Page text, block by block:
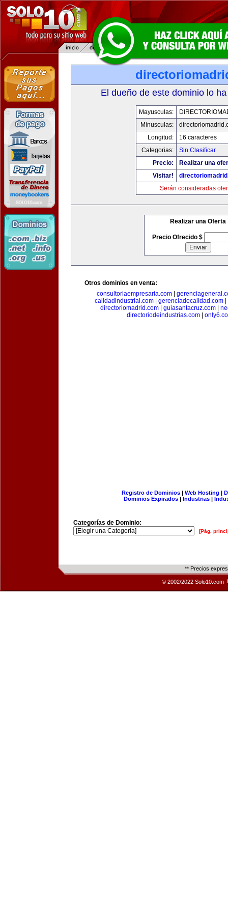
El dueño de este dominio lo
Mayusculas:
Minusculas:
Longitud:
16 caracteres
Categorias:
Sin Clasificar
Precio:
Realizar una
Visitar!
Serán consideradas
Realizar una Oferta
Precio Ofrecido $
Otros dominios en venta:
consultoriaempresaria.com
calidadindustrial.com
gerenciadecalidad.com
directoriomadrid.com| guiasantacruz.com|
directoriodeindustrias.com
Registro de Dominios| Web Hosting |
Dominios Expirados | Industrias |
Categorías de Dominio:
[Pág.
** Precios
© 2002/2022 Solo10.com